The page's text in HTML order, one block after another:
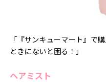
「『サンキューマート』で
ときにないと困る！」
ヘアミスト